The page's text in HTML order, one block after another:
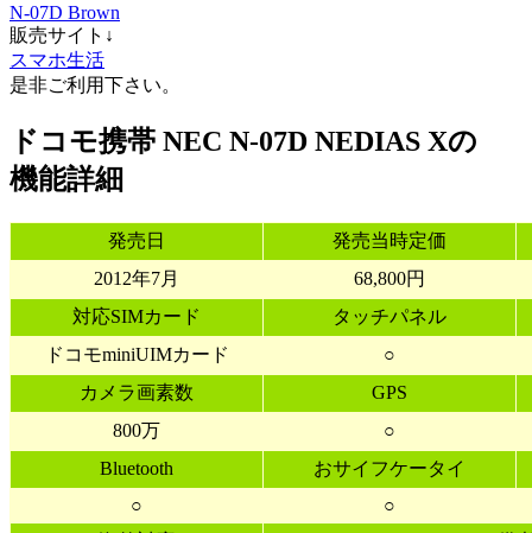
N-07D Brown
販売サイト↓
スマホ生活
是非ご利用下さい。
ドコモ携帯 NEC N-07D NEDIAS Xの
機能詳細
発売日
発売当時定価
2012年7月
68,800円
対応SIMカード
タッチパネル
ドコモminiUIMカード
○
カメラ画素数
GPS
800万
○
Bluetooth
おサイフケータイ
○
○